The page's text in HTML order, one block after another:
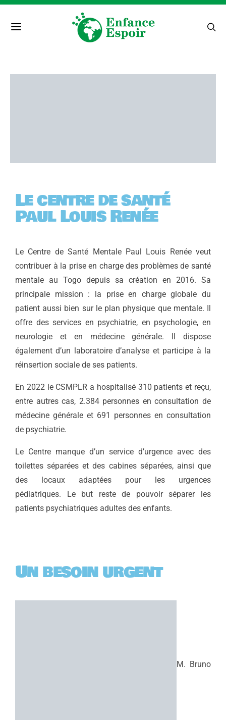
Le centre de santé
Paul Louis Renée
Le Centre de Santé Mentale Paul Louis Renée veut
contribuer à la prise en charge des problèmes de santé
mentale au Togo depuis sa création en 2016. Sa
principale mission : la prise en charge globale du
patient aussi bien sur le plan physique que mentale.
offre des services en psychiatrie, en psychologie, en
neurologie et en médecine générale. Il dispose
également d’un laboratoire d’analyse et participe à la
réinsertion sociale de ses patients.
En 2022 le CSMPLR a hospitalisé 310 patients et reçu,
entre autres cas, 2.384 personnes en consultation de
médecine générale et 691 personnes en consultation
de psychiatrie.
Le Centre manque d’un service d’urgence avec des
toilettes séparées et des cabines séparées, ainsi que
des locaux adaptées pour les urgences
pédiatriques.
Le but reste de pouvoir séparer les
patients psychiatriques adultes des enfants.
Un besoin urgent
M. Bruno